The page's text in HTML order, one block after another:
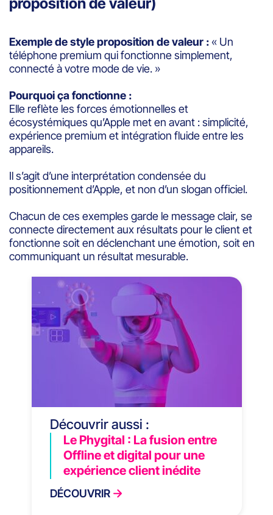
Exemple de style proposition de valeur :« Un
téléphone premium qui fonctionne simplement,
connecté à votre mode de vie. »
Pourquoi ça fonctionne :
Elle reflète les forces émotionnelles et
écosystémiques qu’Apple met en avant : simplicité,
expérience premium et intégration fluide entre les
appareils.
Il s’agit d’une interprétation condensée du
positionnement d’Apple, et non d’un slogan officiel.
Chacun de ces exemples garde le message clair, se
connecte directement aux résultats pour le client et
fonctionne soit en déclenchant une émotion, soit en
communiquant un résultat mesurable.
Découvrir aussi :
Le Phygital : La fusion entre
Offline et digital pour une
expérience client inédite
DÉCOUVRIR